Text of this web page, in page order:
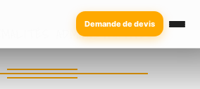
Demande de devis
ADMINISTRATIVES